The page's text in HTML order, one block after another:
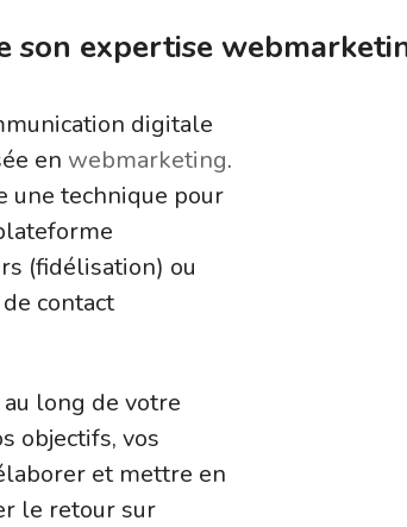
son expertise
digitale
en webmarketing.
une technique pour
(fidélisation) ou
contact
au long de votre
objectifs, vos
et mettre en
le retour sur